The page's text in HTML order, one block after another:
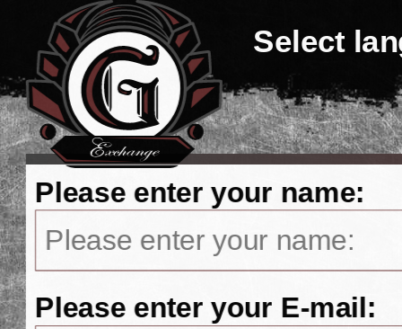
Select
Please enter your name:
Please enter your E-mail: